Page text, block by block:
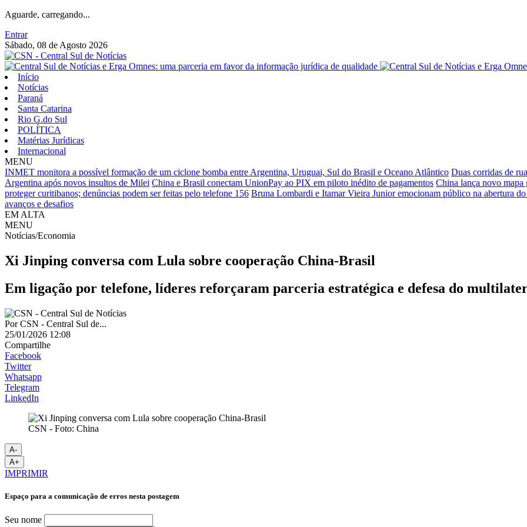
Aguarde, carregando...
Entrar
Sábado, 08 de Agosto 2026
Início
Notícias
Paraná
Santa Catarina
Rio G.do Sul
POLÍTICA
Matérias Jurídicas
Internacional
MENU
INMET monitora a possível formação de um ciclone bomba entre Argentina, Uruguai, Sul do Brasil e Oceano Atlântico Duas corridas de
Argentina após novos insultos de Milei China e Brasil conectam UnionPay ao PIX em piloto inédito de pagamentos China lança novo
proteger curitibanos; denúncias podem ser feitas pelo telefone 156 Bruna Lombardi e Itamar Vieira Junior emocionam público na abertura
avanços e desafios
EM ALTA
MENU
Notícias/Economia
Xi Jinping conversa com Lula sobre cooperação China-Brasil
Em ligação por telefone, líderes reforçaram parceria estratégica e defesa do
PorCSN - Central Sul de...
25/01/2026 12:08
Compartilhe
Facebook
Twitter
Whatsapp
Telegram
LinkedIn
CSN - Foto: China
A-
A+
IMPRIMIR
Espaço para a comunicação de erros nesta postagem
Seu nome